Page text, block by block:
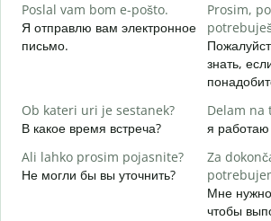
Poslal vam bom e-pošto.
Я отправлю вам электронное
письмо.
Prosim,
знать,
Ob kateri uri je sestanek?
В какое время встреча?
Delam na
я
Ali lahko prosim pojasnite?
Не могли бы вы уточнить?
Za
Мне
чтобы